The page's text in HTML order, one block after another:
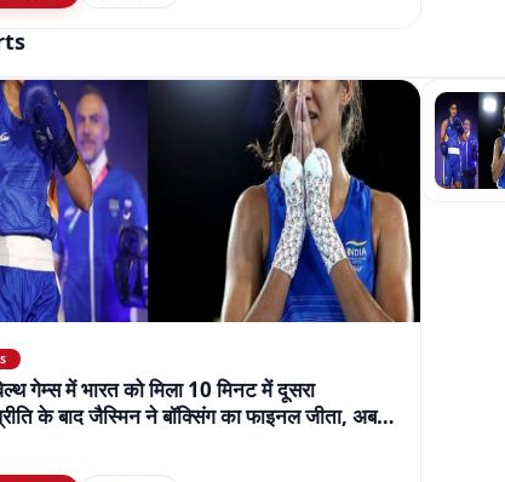
गेम्स में भारत को मिला 10 मिनट में दूसरा
के बाद जैस्मिन ने बॉक्सिंग का फाइनल जीता, अब
मिले